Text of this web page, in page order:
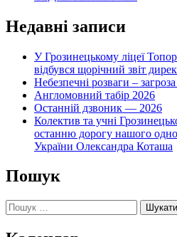
Недавні записи
У Грозинецькому ліцеї
відбувся щорічний звіт
Небезпечні розваги –
Англомовний табір 2026
Останній дзвоник — 2026
Колектив та учні
останню дорогу нашого
України Олександра Коташа
Пошук
Пошук: